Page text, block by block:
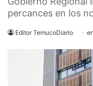
percances en los
Editor TemucoDiario